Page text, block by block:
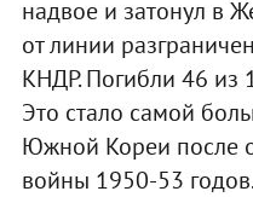
надвое и затонул в
от линии
КНДР. Погибли 46 из
Это стало самой
Южной Кореи после
войны 1950-53